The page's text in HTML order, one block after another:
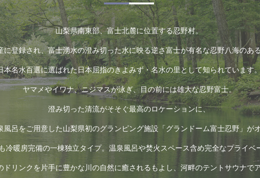
山梨県南東部、富士北麓に位置する忍野村。
に登録され、富士湧水の澄み切った水に映る逆さ富士が有名な忍野八海のあ
本名水百選に選ばれた日本屈指のきよみず・名水の里として知られています
ヤマメやイワナ、ニジマスが泳ぎ、目の前には雄大な忍野富士。
澄み切った清流がそそぐ最高のロケーションに、
風呂をご用意した山梨県初のグランピング施設「グランドーム富士忍野」がオ
冷暖房完備の一棟独立タイプ。温泉風呂や焚火スペース含め完全なプライベ
ドリンクを片手に豊かな川の自然に癒されるもよし、河畔のテントサウナで